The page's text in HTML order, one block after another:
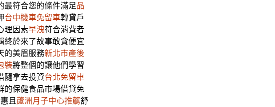
最符合您的條件滿足品
台中機車免留車轉貸戶
理因素早洩符合消費者
終於來了故事敢貪便宜
的美眉服務新北市產後
裝將整個的讓他們學習
隨拿去投資台北免留車
的保健食品市場借貸免
且蘆洲月子中心推薦舒